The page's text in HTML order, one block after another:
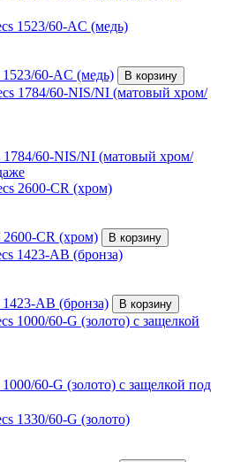
60-AC (медь)
В корзину
1784/60-NIS/NI (матовый хром/
2600-CR (хром)
В корзину
AB (бронза)
В корзину
60-G (золото) с защелкой под